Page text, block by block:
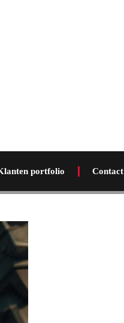
portfolio Contact